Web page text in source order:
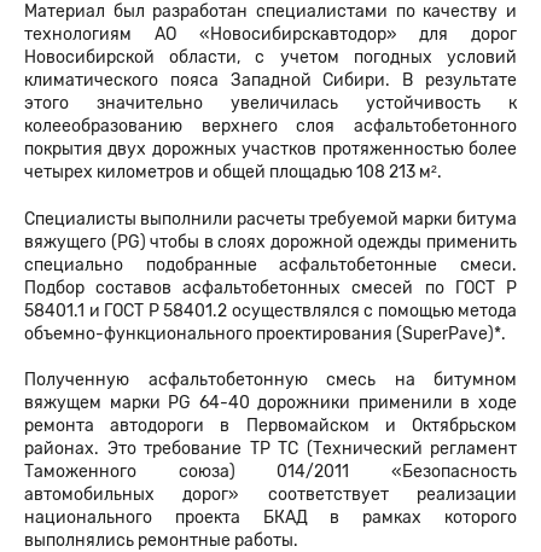
Материал был разработан специалистами по качеству и
технологиям АО «Новосибирскавтодор» для дорог
Новосибирской области, с учетом погодных условий
климатического пояса Западной Сибири. В результате
этого значительно увеличилась устойчивость к
колееобразованию верхнего слоя асфальтобетонного
покрытия двух дорожных участков протяженностью более
четырех километров и общей площадью 108 213 м².
Специалисты выполнили расчеты требуемой марки битума
вяжущего (PG) чтобы в слоях дорожной одежды применить
специально подобранные асфальтобетонные смеси.
Подбор составов асфальтобетонных смесей по ГОСТ Р
58401.1 и ГОСТ Р 58401.2 осуществлялся с помощью метода
объемно-функционального проектирования (SuperPave)*.
Полученную асфальтобетонную смесь на битумном
вяжущем марки PG 64-40 дорожники применили в ходе
ремонта автодороги в Первомайском и Октябрьском
районах. Это требование ТР ТС (Технический регламент
Таможенного союза) 014/2011 «Безопасность
автомобильных дорог» соответствует реализации
национального проекта БКАД в рамках которого
выполнялись ремонтные работы.